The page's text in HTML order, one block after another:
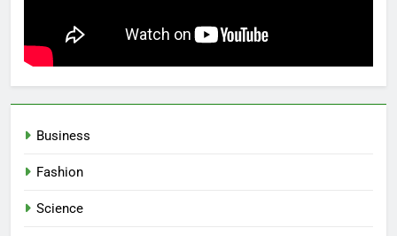
Business
Fashion
Science